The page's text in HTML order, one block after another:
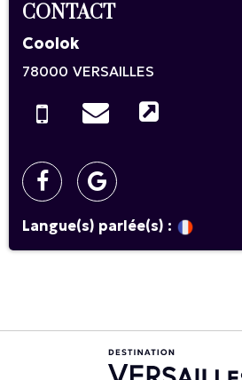
CONTACT
Coolok
78000 VERSAILLES
Langue(s) parlée(s) :